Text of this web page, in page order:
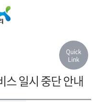
스 일시 중단 안내
Quick
Link